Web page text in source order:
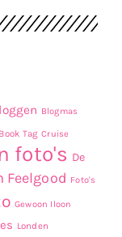
Blogmas
Book Tag Cruise
foto's De
Feelgood Foto's
Gewoon Iloon
Londen